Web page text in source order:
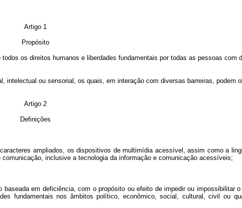
Artigo 1
Propósito
os direitos humanos e liberdades fundamentais por todas as pessoas com
ou sensorial, os quais, em interação com diversas barreiras, podem
Artigo 2
Definições
ampliados, os dispositivos de multimídia acessível, assim como a
inclusive a tecnologia da informação e comunicação acessíveis;
em deficiência, com o propósito ou efeito de impedir ou impossibilitar
fundamentais nos âmbitos político, econômico, social, cultural, civil ou